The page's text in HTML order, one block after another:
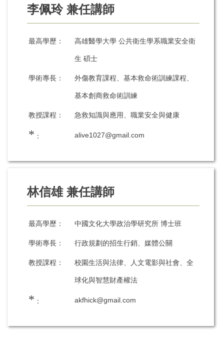
李佩玲 兼任講師
最高學歷： 高雄醫學大學 公共衛生學系職業安全衛
生 碩士
學術專長： 外傷教育課程、基本救命術訓練課程、
基本創商救命術訓練
教授課程： 急救知識與應用、職業安全與健康
* ： alive1027@gmail.com
林信雄 兼任講師
最高學歷： 中國文化大學政治學研究所 博士班
學術專長： 行政規劃的招生行銷、媒體公關
教授課程： 校園生活與法律、人文電影與社會、全
球化與智慧財產權法
* ： akfhick@gmail.com